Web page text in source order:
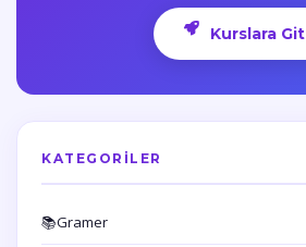
Kurslara Git
KATEGORILER
📚Gramer